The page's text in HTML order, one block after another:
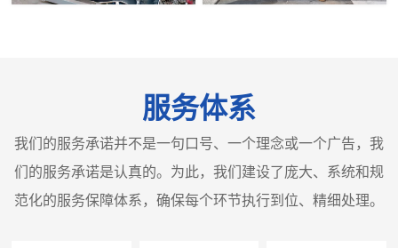
服务体系
我们的服务承诺并不是一句口号、一个理念或一个广告，我
们的服务承诺是认真的。为此，我们建设了庞大、系统和规
范化的服务保障体系，确保每个环节执行到位、精细处理。